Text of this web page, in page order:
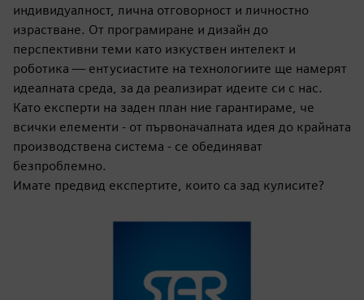
индивидуалност, лична отговорност и личностно
израстване. От програмиране и дизайн до
перспективни теми като изкуствен интелект и
роботика — ентусиастите на технологиите ще намерят
идеалната среда, за да реализират идеите си с нас.
Като експерти на заден план ние гарантираме, че
всички елементи - от първоначалната идея до крайната
производствена система - се обединяват
безпроблемно.
Имате предвид експертите, които са зад кулисите?